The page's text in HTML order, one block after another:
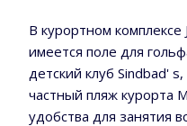
В курортном комплексе
имеется поле для
детский клуб Sindbad'
частный пляж курорта
удобства для занятия